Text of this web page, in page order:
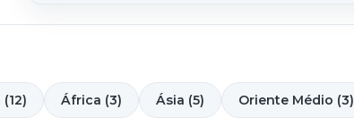
África (3) Ásia (5) Oriente Médio (3)